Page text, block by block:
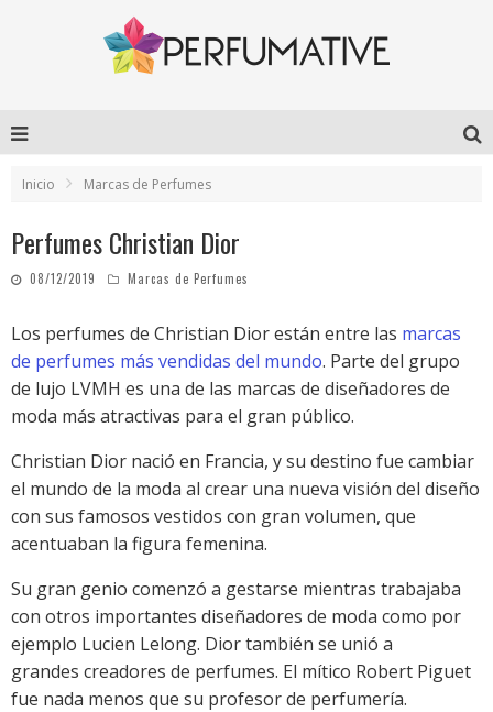
Inicio Marcas de Perfumes
Perfumes Christian Dior
08/12/2019 Marcas de Perfumes
Los perfumes de Christian Dior están entre las marcas
de perfumes más vendidas del mundo. Parte del grupo
de lujo LVMH es una de las marcas de diseñadores de
moda más atractivas para el gran público.
Christian Dior nació en Francia, y su destino fue cambiar
el mundo de la moda al crear una nueva visión del diseño
con sus famosos vestidos con gran volumen, que
acentuaban la figura femenina.
Su gran genio comenzó a gestarse mientras trabajaba
con otros importantes diseñadores de moda como por
ejemplo Lucien Lelong. Dior también se unió a
grandes creadores de perfumes. El mítico Robert Piguet
fue nada menos que su profesor de perfumería.